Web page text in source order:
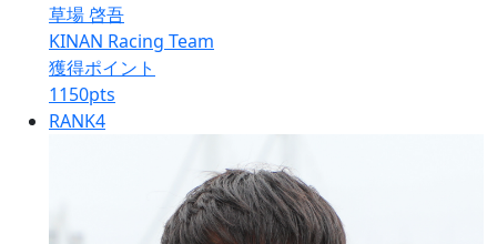
草場 啓吾
KINAN Racing Team
獲得ポイント
1150pts
RANK4